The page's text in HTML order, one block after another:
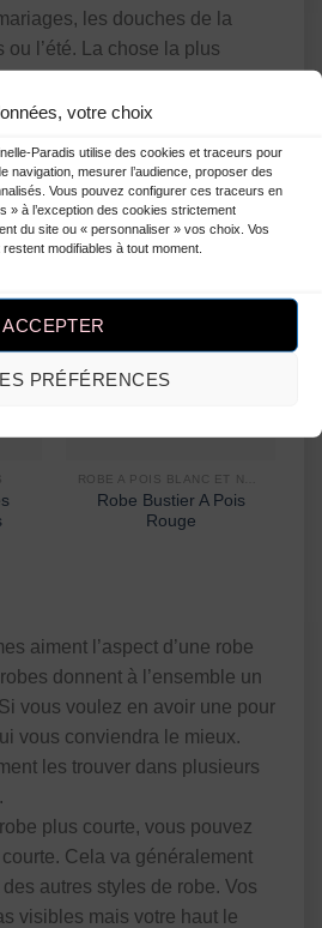
votre choix
Paradis utilise des cookies et traceurs pour
navigation, mesurer l’audience, proposer des
Vous pouvez configurer ces traceurs en
» à l’exception des cookies strictement
du site ou « personnaliser » vos choix. Vos
modifiables à tout moment.
ACCEPTER
PRÉFÉRENCES
les douches de la
ou l’été. La chose la plus
vont très bien aux femmes
Robe Bustier A Pois
Rouge
aiment l’aspect d’une robe
donnent à l’ensemble un
vous voulez en avoir une pour
vous conviendra le mieux.
les trouver dans plusieurs
plus courte, vous pouvez
Cela va généralement
autres styles de robe. Vos
visibles mais votre haut le